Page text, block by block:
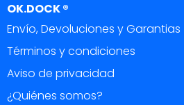
OK.DOCK ®
Envío, Devoluciones y Garantias
Términos y condiciones
Aviso de privacidad
¿Quiénes somos?